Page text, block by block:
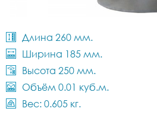
Длина 260 мм.
Ширина 185 мм.
Высота 250 мм.
Объём 0.01 куб.м.
Вес: 0.605 кг.